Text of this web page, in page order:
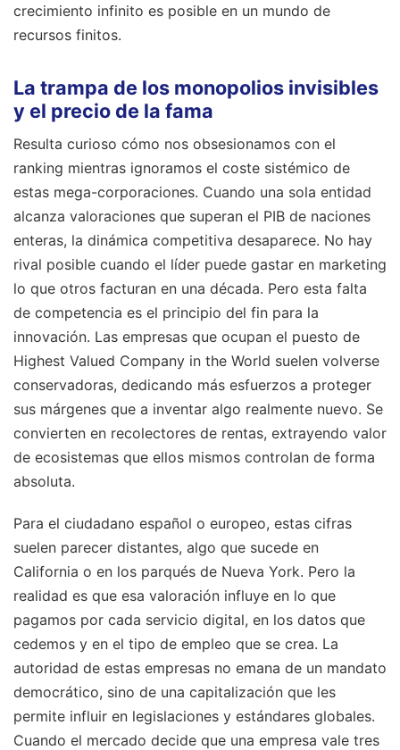
crecimiento infinito es posible en un mundo de
recursos finitos.
La trampa de los monopolios invisibles
y el precio de la fama
Resulta curioso cómo nos obsesionamos con el
ranking mientras ignoramos el coste sistémico de
estas mega-corporaciones. Cuando una sola entidad
alcanza valoraciones que superan el PIB de naciones
enteras, la dinámica competitiva desaparece. No hay
rival posible cuando el líder puede gastar en marketing
lo que otros facturan en una década. Pero esta falta
de competencia es el principio del fin para la
innovación. Las empresas que ocupan el puesto de
Highest Valued Company in the World suelen volverse
conservadoras, dedicando más esfuerzos a proteger
sus márgenes que a inventar algo realmente nuevo. Se
convierten en recolectores de rentas, extrayendo valor
de ecosistemas que ellos mismos controlan de forma
absoluta.
Para el ciudadano español o europeo, estas cifras
suelen parecer distantes, algo que sucede en
California o en los parqués de Nueva York. Pero la
realidad es que esa valoración influye en lo que
pagamos por cada servicio digital, en los datos que
cedemos y en el tipo de empleo que se crea. La
autoridad de estas empresas no emana de un mandato
democrático, sino de una capitalización que les
permite influir en legislaciones y estándares globales.
Cuando el mercado decide que una empresa vale tres